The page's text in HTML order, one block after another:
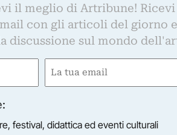
il meglio di Artribune!
con gli articoli del giorno
discussione sul mondo
Email
festival, didattica ed eventi culturali